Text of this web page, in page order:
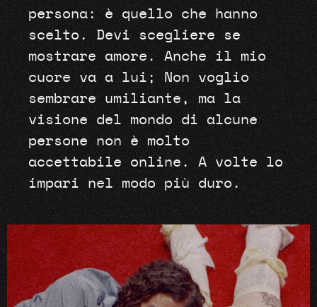
persona: è quello che hanno
scelto. Devi scegliere se
mostrare amore. Anche il mio
cuore va a lui; Non voglio
sembrare umiliante, ma la
visione del mondo di alcune
persone non è molto
accettabile online. A volte lo
impari nel modo più duro.